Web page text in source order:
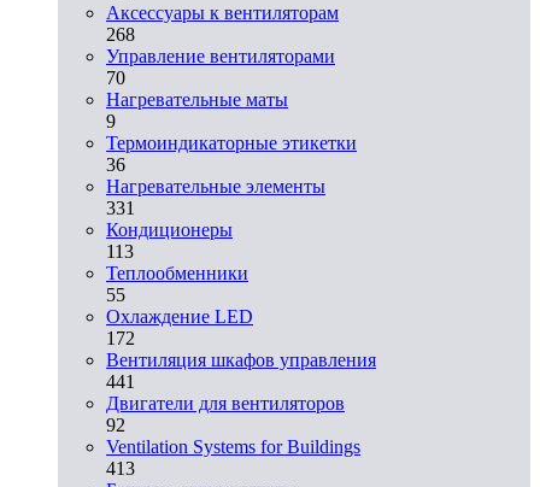
Аксессуары к вентиляторам
268
Управление вентиляторами
70
Нагревательные маты
9
Термоиндикаторные этикетки
36
Нагревательные элементы
331
Кондиционеры
113
Теплообменники
55
Охлаждение LED
172
Вентиляция шкафов управления
441
Двигатели для вентиляторов
92
Ventilation Systems for Buildings
413